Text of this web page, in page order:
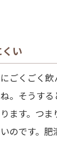
い
ごくごく
。そうす
ます。つま
のです。肥